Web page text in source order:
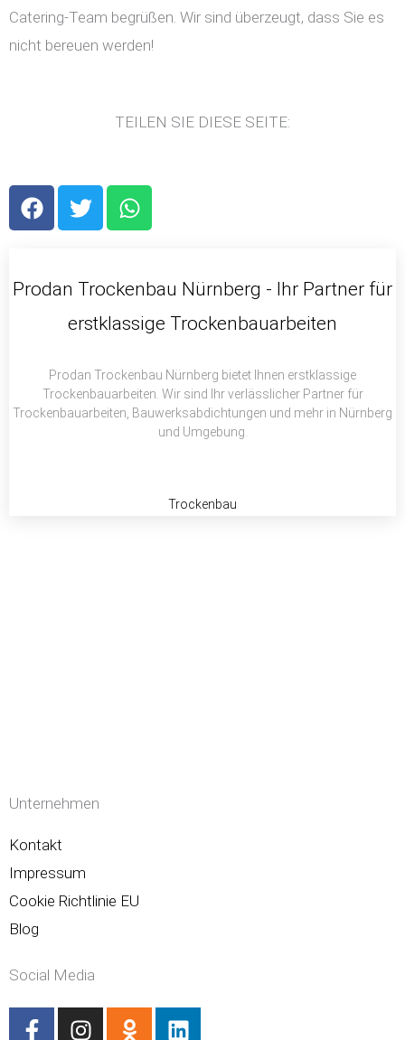
Catering-Team begrüßen. Wir sind überzeugt, dass Sie es
nicht bereuen werden!
TEILEN SIE DIESE SEITE:
F
a
b
T
w
t
r
W
h
s
p
Prodan Trockenbau Nürnberg - Ihr Partner für
erstklassige Trockenbauarbeiten
Prodan Trockenbau Nürnberg bietet Ihnen erstklassige
Trockenbauarbeiten. Wir sind Ihr verlässlicher Partner für
Trockenbauarbeiten, Bauwerksabdichtungen und mehr in Nürnberg
und Umgebung.
Trockenbau
Unternehmen
Kontakt
Impressum
Cookie Richtlinie EU
Blog
Social Media
F
I
O
L